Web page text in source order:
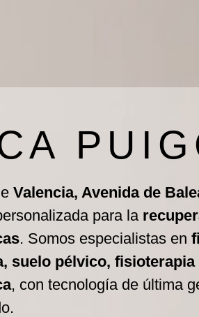
Valencia, Avenida de
para la
. Somos especialistas en
suelo pélvico,
, con tecnología de última